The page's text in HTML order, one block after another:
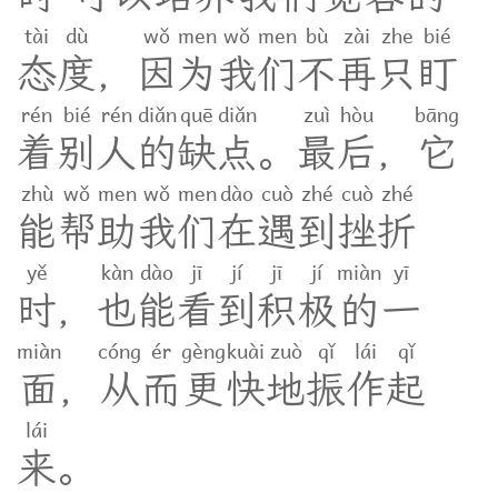
态
tài
度
dù
， 因
wǒ
为
men
我
wǒ
们
men
不
bù
再
zài
只
zhe
盯
bié
着
rén
别
bié
人
rén
的
diǎn
缺
quē
点
diǎn
。 最
zuì
后
hòu
， 它
bāng
能
zhù
帮
wǒ
助
men
我
wǒ
们
men
在
dào
遇
cuò
到
zhé
挫
cuò
折
zhé
时
yě
， 也
kàn
能
dào
看
jī
到
jí
积
jī
极
jí
的
miàn
一
yī
面
miàn
， 从
cóng
而
ér
更
gèng
快
kuài
地
zuò
振
qǐ
作
lái
起
qǐ
来
lái
。